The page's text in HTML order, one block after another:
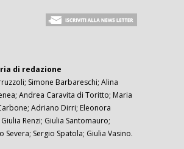
di redazione
Simone Barbareschi; Alina
Andrea Caravita di Toritto; Maria
Adriano Dirri; Eleonora
Renzi; Giulia Santomauro;
Severa; Sergio Spatola; Giulia Vasino.